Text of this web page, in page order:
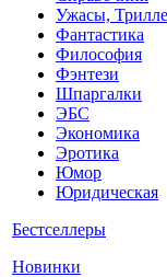
Ужасы,
Фантастика
Философия
Фэнтези
Шпаргалки
ЭБС
Экономика
Эротика
Юмор
Юридическая
Бестселлеры
Новинки